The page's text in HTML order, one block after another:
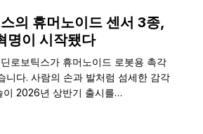
의 휴머노이드 센서 3종,
명이 시작됐다
로보틱스가 휴머노이드 로봇용 촉각
니다. 사람의 손과 발처럼 섬세한 감각
이 2026년 상반기 출시를…